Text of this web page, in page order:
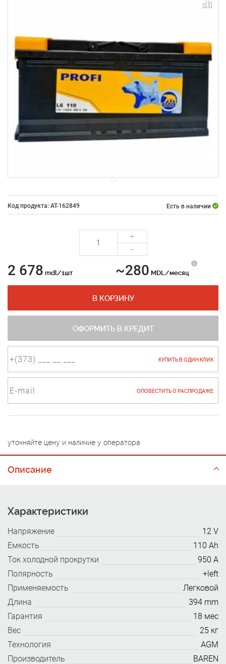
Код продукта: AT-162849 Есть в наличии
+
-
2 678 mdl/1шт ~280 MDL/месяц
В КОРЗИНУ
ОФОРМИТЬ В КРЕДИТ
КУПИТЬ В ОДИН КЛИК
ОПОВЕСТИТЬ О РАСПРОДАЖЕ
уточняйте цену и наличие у оператора
Описание
Характеристики
Напряжение
12 V
Емкость
110 Ah
Ток холодной прокрутки
950 A
Полярность
+left
Применяемость
Легковой
Длина
394 mm
Гарантия
18 мес
Вес
25 кг
Технология
AGM
Производитель
BAREN